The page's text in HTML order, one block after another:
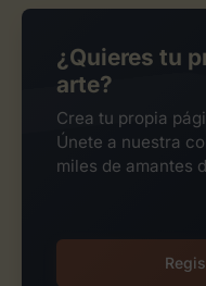
¿Quieres tu
arte?
Crea tu propia
Únete a nuestra
miles de amantes